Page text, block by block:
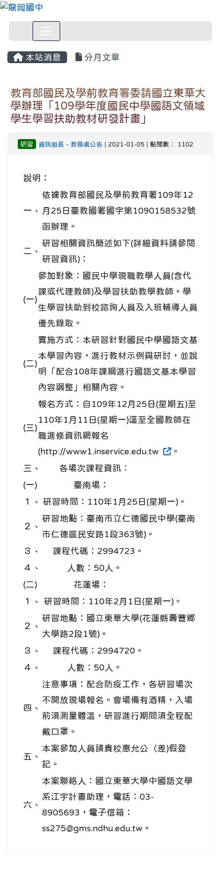
本站消息 分月文章
教育部國民及學前教育署委請國立東華大
學辦理「109學年度國民中學國語文領域
學生學習扶助教材研發計畫」
研習 資訊組長 - 教務處公告 | 2021-01-05 | 點閱數： 1102
說明：
一、
依據教育部國民及學前教育署109年12
月25日臺教國署國字第1090158532號
函辦理。
二、
研習相關資訊簡述如下(詳細資料請參閱
研習資訊)：
(一)
參加對象：國民中學現職教學人員(含代
課或代理教師)及學習扶助教學教師。學
生學習扶助到校諮詢人員及入班輔導人員
優先錄取。
(二)
實施方式：本研習針對國民中學國語文基
本學習內容，進行教材示例與研討，並說
明「配合108年課綱進行國語文基本學習
內容調整」相關內容。
(三)
報名方式：自109年12月25日(星期五)至
110年1月11日(星期一)逕至全國教師在
職進修資訊網報名
(http://www1.inservice.edu.tw
。
三、
各場次課程資訊：
(一)
臺南場：
１、
研習時間：110年1月25日(星期一)。
２、
研習地點：臺南市立仁德國民中學(臺南
市仁德區民安路1段363號)。
３、
課程代碼：2994723。
４、
人數：50人。
(二)
花蓮場：
１、
研習時間：110年2月1日(星期一)。
２、
研習地點：國立東華大學(花蓮縣壽豐鄉
大學路2段1號)。
３、
課程代碼：2994720。
４、
人數：50人。
四、
注意事項：配合防疫工作，各研習場次
不開放現場報名。會場備有酒精，入場
前須測量體溫，研習進行期間須全程配
戴口罩。
五、
本案參加人員請貴校惠允公（差)假登
記。
六、
本案聯絡人：國立東華大學中國語文學
系江宇計畫助理，電話：03-
8905693，電子信箱：
ss275@gms.ndhu.edu.tw。